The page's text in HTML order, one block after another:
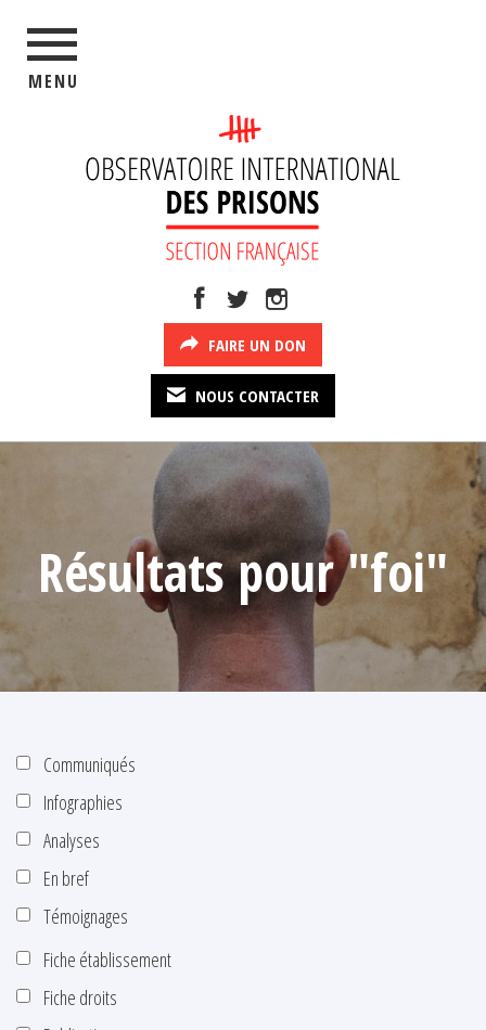
MENU
FAIRE UN DON
NOUS CONTACTER
Résultats pour "foi"
Communiqués
Infographies
Analyses
En bref
Témoignages
Fiche établissement
Fiche droits